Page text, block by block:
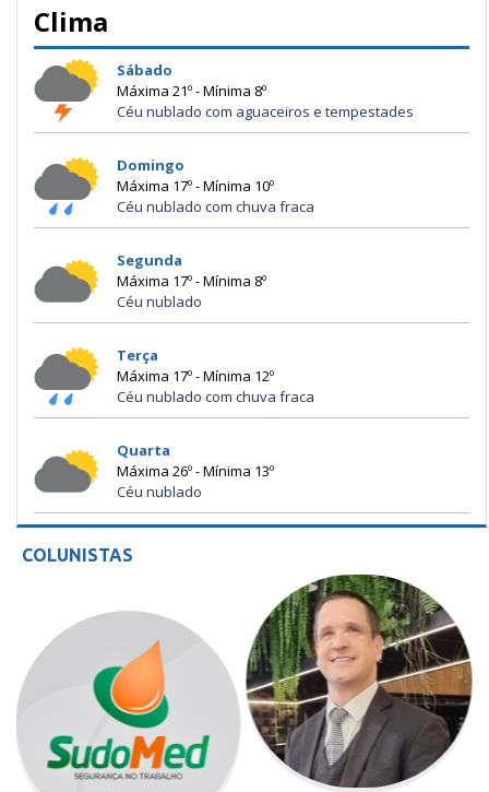
Clima
Sábado
Máxima 21º - Mínima 8º
Céu nublado com aguaceiros e tempestades
Domingo
Máxima 17º - Mínima 10º
Céu nublado com chuva fraca
Segunda
Máxima 17º - Mínima 8º
Céu nublado
Terça
Máxima 17º - Mínima 12º
Céu nublado com chuva fraca
Quarta
Máxima 26º - Mínima 13º
Céu nublado
COLUNISTAS